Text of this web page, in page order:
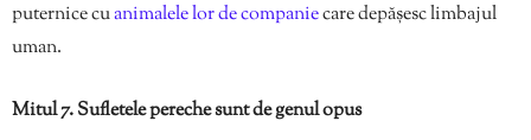
puternice cuanimalele lor de companiecare depășesc limbajul
uman.
Mitul 7. Sufletele pereche sunt de genul opus